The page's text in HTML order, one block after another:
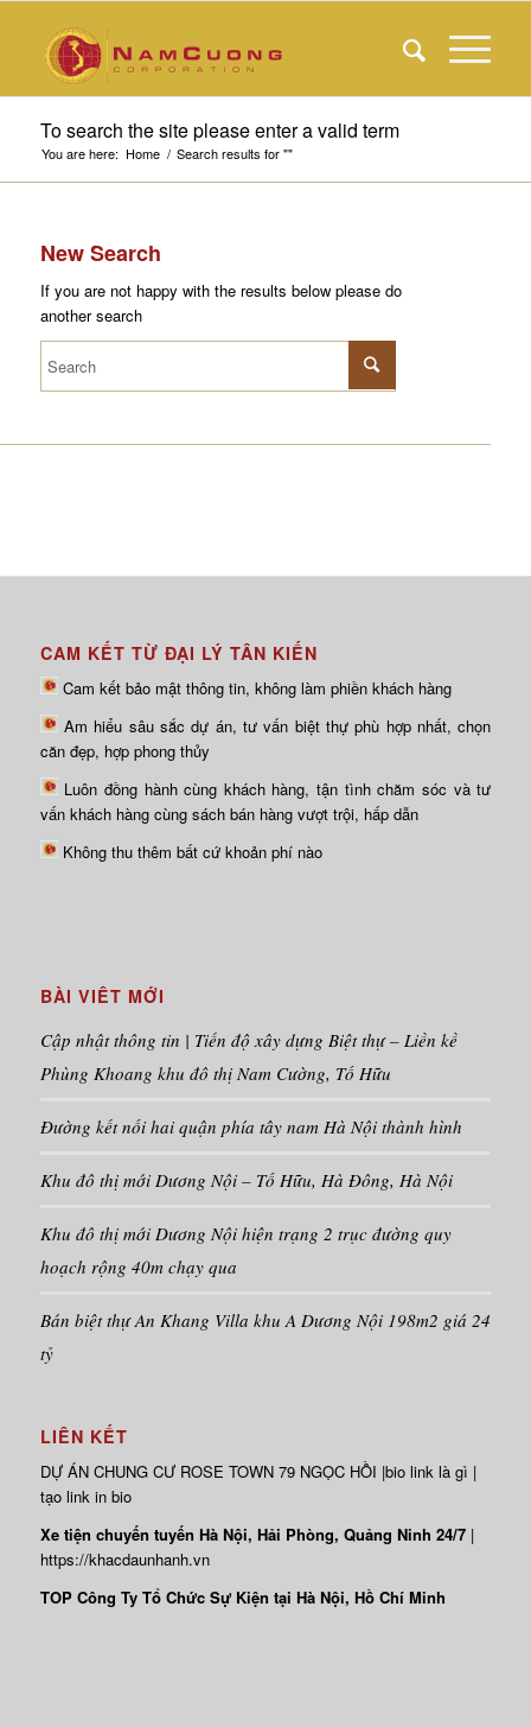
To search the site please enter a valid term
You are here: Home / Search results for ""
New Search
If you are not happy with the results below please do
another search
CAM KẾT TỪ ĐẠI LÝ TÂN KIẾN
Cam kết bảo mật thông tin, không làm phiền khách hàng
Am hiểu sâu sắc dự án, tư vấn biệt thự phù hợp nhất, chọn
căn đẹp, hợp phong thủy
Luôn đồng hành cùng khách hàng, tận tình chăm sóc và tư
vấn khách hàng cùng sách bán hàng vượt trội, hấp dẫn
Không thu thêm bất cứ khoản phí nào
BÀI VIÊT MỚI
Cập nhật thông tin | Tiến độ xây dựng Biệt thự – Liền kề
Phùng Khoang khu đô thị Nam Cường, Tố Hữu
Đường kết nối hai quận phía tây nam Hà Nội thành hình
Khu đô thị mới Dương Nội – Tố Hữu, Hà Đông, Hà Nội
Khu đô thị mới Dương Nội hiện trạng 2 trục đường quy
hoạch rộng 40m chạy qua
Bán biệt thự An Khang Villa khu A Dương Nội 198m2 giá 24
tỷ
LIÊN KẾT
DỰ ÁN CHUNG CƯ ROSE TOWN79 NGỌC HỒI |bio link là gì |
tạo link in bio
Xe tiện chuyến tuyến Hà Nội, Hải Phòng, Quảng Ninh 24/7 |
https://khacdaunhanh.vn
TOP Công Ty Tổ Chức Sự Kiện tại Hà Nội, Hồ Chí Minh